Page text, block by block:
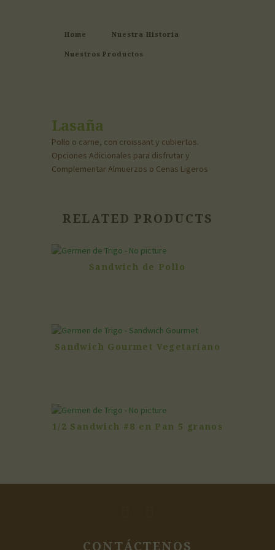
Home Nuestra Historia
Nuestros Productos
Lasaña
Pollo o carne, con croissant y cubiertos.
Opciones Adicionales para disfrutar y
Complementar Almuerzos o Cenas Ligeros
RELATED PRODUCTS
Sandwich de Pollo
Sandwich Gourmet Vegetariano
1/2 Sandwich #8 en Pan 5 granos
CONTÁCTENOS